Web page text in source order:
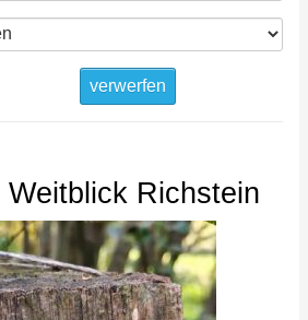
verwerfen
Weitblick Richstein